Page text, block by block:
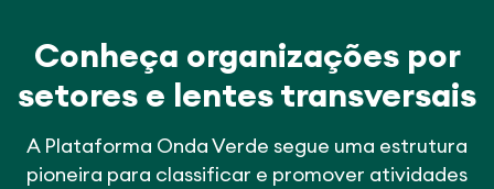
Conheça organizações por
setores e lentes transversais
A Plataforma Onda Verde segue uma estrutura
pioneira para classificar e promover atividades